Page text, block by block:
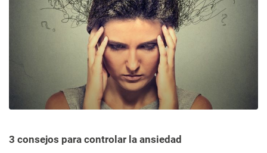
3 consejos para controlar la ansiedad